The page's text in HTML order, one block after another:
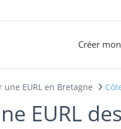
Créer
une EURL en Bretagne
EURL